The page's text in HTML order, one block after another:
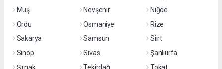
Muş
Nevşehir
Niğde
Ordu
Osmaniye
Rize
Sakarya
Samsun
Siirt
Sinop
Sivas
Şanlıurfa
Şırnak
Tekirdağ Tokat